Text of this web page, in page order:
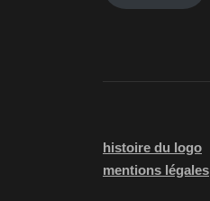
histoire du logo
mentions légales